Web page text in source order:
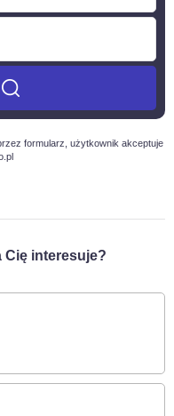
formularz, użytkownik akceptuje
Cię interesuje?